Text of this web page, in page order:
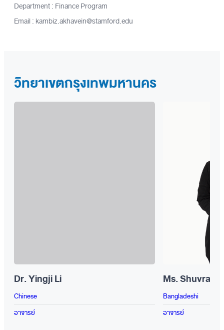
Department : Finance Program
Email : kambiz.akhavein@stamford.edu
วิทยาเขตกรุงเทพมหานคร
Dr. Yingji Li
Chinese
อาจารย์
Ms. Shuvra
Bangladeshi
อาจารย์